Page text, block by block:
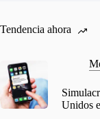
Tendencia ahora
Unidos